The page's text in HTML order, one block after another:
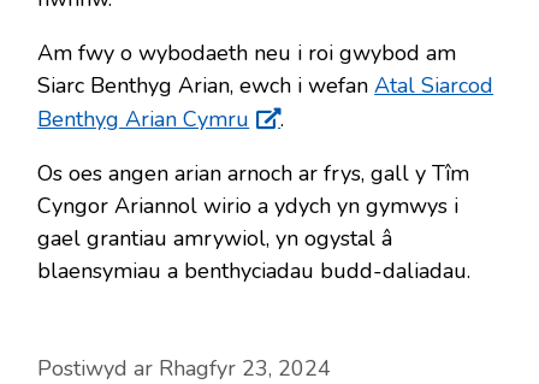
Am fwy o wybodaeth neu i roi gwybod am
Siarc Benthyg Arian, ewch i wefanAtal Siarcod
Benthyg Arian Cymru
.
Os oes angen arian arnoch ar frys, gall y Tîm
Cyngor Ariannol wirio a ydych yn gymwys i
gael grantiau amrywiol, yn ogystal â
blaensymiau a benthyciadau budd-daliadau.
Postiwyd ar Rhagfyr 23, 2024